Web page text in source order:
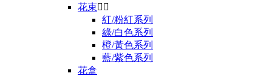
花束 
紅/粉紅系列
綠/白色系列
橙/黃色系列
藍/紫色系列
花盒